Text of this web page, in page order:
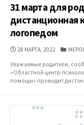
31 марта для
дистанционная
логопедом
ДАТА
28 МАРТА, 2022
Уважаемые родители,
«Областной центр
помощи» проводит